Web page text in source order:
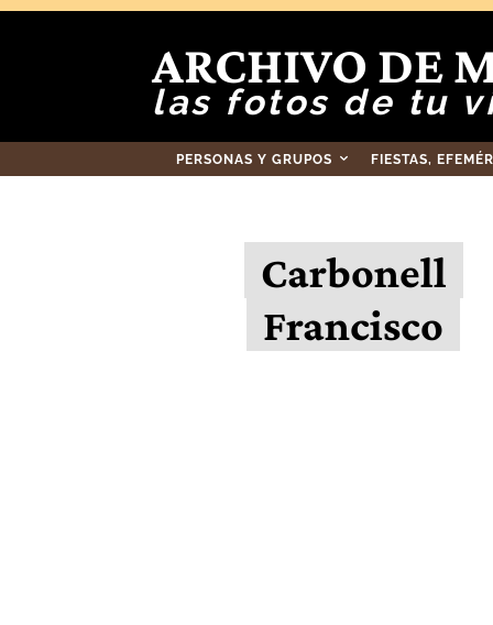
ARCHIVO DE
las fotos de tu
PERSONAS Y GRUPOS FIESTAS,
Carbonell
Francisco